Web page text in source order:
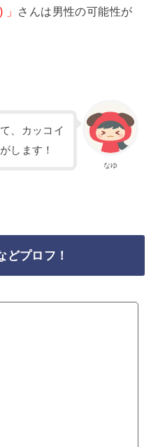
さんは男性の可能性が
なゆ
、カッコイ
します！
プロフ！